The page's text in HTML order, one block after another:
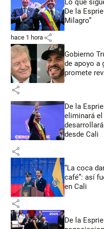
Lo que
De la
Milagro”
hace 1 hora share
Gobierno
de apoyo a
promete
share
De la
eliminará
desde Cali
share
“La coca
café”: así
en Cali
share
De la